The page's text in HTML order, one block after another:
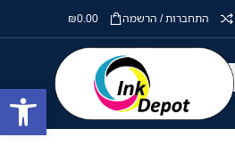
התחברות / הרשמה ₪0.00
פתח